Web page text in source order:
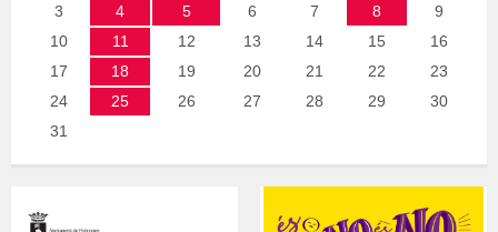
3
4 5 6 7 8
9
10
11 12 13 14 15
16
17
18 19 20 21 22
23
24
25 26 27 28 29
30
31